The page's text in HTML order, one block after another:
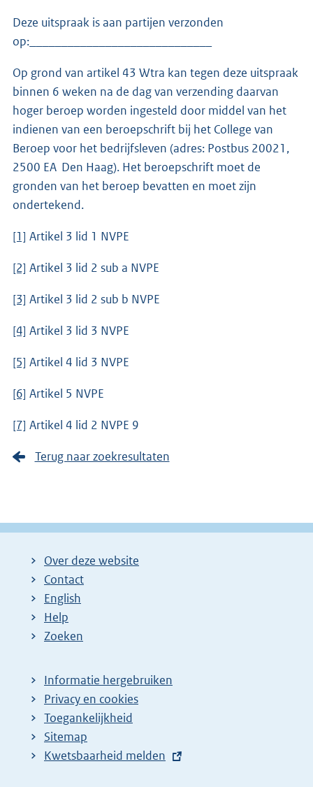
Deze uitspraak is aan partijen verzonden
op:_____________________________
Op grond van artikel 43 Wtra kan tegen deze uitspraak
binnen 6 weken na de dag van verzending daarvan
hoger beroep worden ingesteld door middel van het
indienen van een beroepschrift bij het College van
Beroep voor het bedrijfsleven (adres: Postbus 20021,
2500 EA Den Haag). Het beroepschrift moet de
gronden van het beroep bevatten en moet zijn
ondertekend.
[1] Artikel 3 lid 1 NVPE
[2] Artikel 3 lid 2 sub a NVPE
[3] Artikel 3 lid 2 sub b NVPE
[4] Artikel 3 lid 3 NVPE
[5] Artikel 4 lid 3 NVPE
[6] Artikel 5 NVPE
[7] Artikel 4 lid 2 NVPE 9
Terug naar zoekresultaten
Over deze website
Contact
English
Help
Zoeken
Informatie hergebruiken
Privacy en cookies
Toegankelijkheid
Sitemap
E
Kwetsbaarheid melden